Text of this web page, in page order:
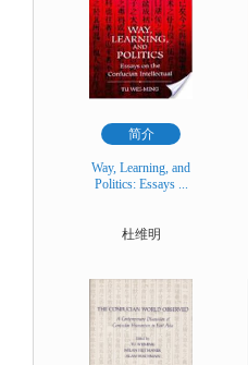
简介
Way, Learning, and
Politics: Essays ...
杜维明